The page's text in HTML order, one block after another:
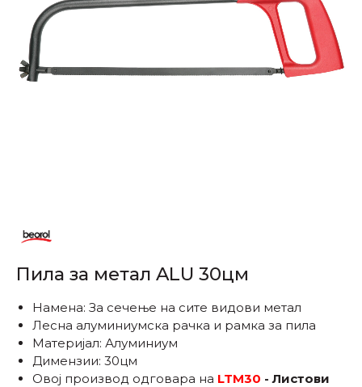
Пила за метал ALU 30цм
Намена: За сечење на сите видови метал
Лесна алуминиумска рачка и рамка за пила
Материјал: Алуминиум
Димензии: 30цм
Овој производ одговара на LTM30 - Листови